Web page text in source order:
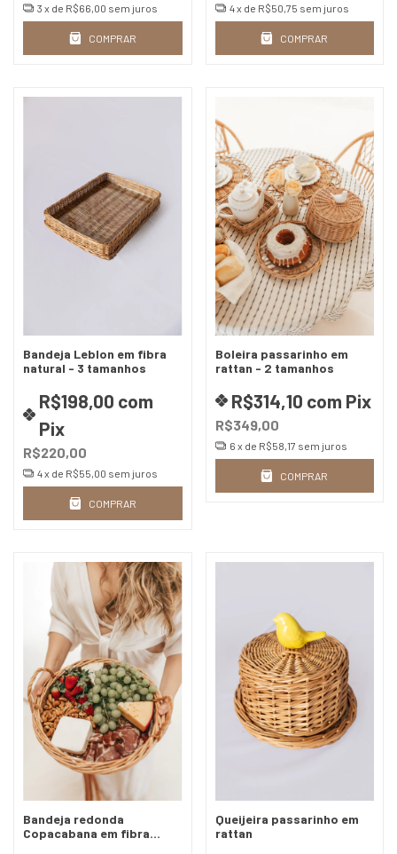
3 x de R$66,00 sem juros
COMPRAR
4x de R$50,75 sem juros
COMPRAR
Bandeja Leblon em fibra
natural - 3 tamanhos
R$220,00
R$198,00 com
Pix
4x de R$55,00 sem juros
COMPRAR
Boleira passarinho em
rattan - 2 tamanhos
R$349,00
R$314,10 com Pix
6 x de R$58,17 sem juros
COMPRAR
Bandeja redonda
Copacabana em fibra
Queijeira passarinho em
rattan